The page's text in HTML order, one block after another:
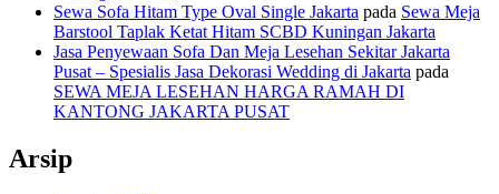
Sewa Sofa Hitam Type Oval Single Jakarta pada Sewa Meja
Barstool Taplak Ketat Hitam SCBD Kuningan Jakarta
Jasa Penyewaan Sofa Dan Meja Lesehan Sekitar Jakarta
Pusat – Spesialis Jasa Dekorasi Wedding di Jakarta pada
SEWA MEJA LESEHAN HARGA RAMAH DI
KANTONG JAKARTA PUSAT
Arsip